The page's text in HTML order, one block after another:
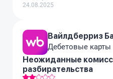
24.08.2025
Вайлдберриз
Дебетовые карты
Неожиданные
разбирательства